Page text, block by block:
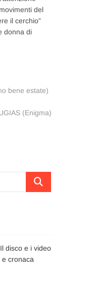
del
il cerchio”
donna di
bene estate)
(Enigma)
Cerca
disco e i video
cronaca